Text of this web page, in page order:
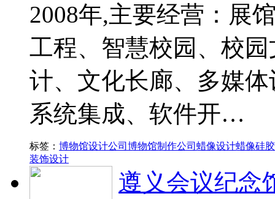
2008年,主要经营：展
工程、智慧校园、校
计、文化长廊、多媒
系统集成、软件开…
标签： 博物馆设计公司 博物馆制作公司 蜡像设计蜡像硅
装饰设计
遵义会议纪念